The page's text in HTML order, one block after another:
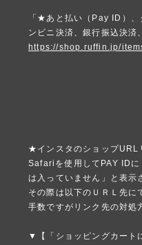
「★あと払い（Pay ID）、
ンビニ決済、銀行振込決済
https://shop.ruffin.jp/
★インスタのショップURL
Safariを使用してPAY IDに
は入っていません」と表示
その際は以下のＵＲＬ先に
手数ですがリンク先の対処
▼【「ショッピングカート